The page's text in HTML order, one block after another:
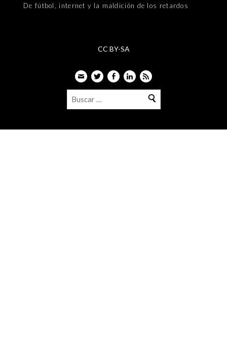
De fútbol, internet y la maldición de los retardos
CC BY-SA
EmailTwitterFacebook
LinkedIn
Feed